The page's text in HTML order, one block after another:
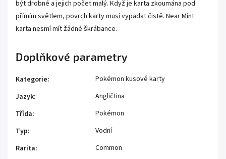
být drobné a jejich počet malý. Když je karta zkoumána pod
přímím světlem, povrch karty musí vypadat čistě. Near Mint
karta nesmí mít žádné škrábance.
Doplňkové parametry
Kategorie:
Pokémon kusové karty
Jazyk:
Angličtina
Třída:
Pokémon
Typ:
Vodní
Rarita:
Common